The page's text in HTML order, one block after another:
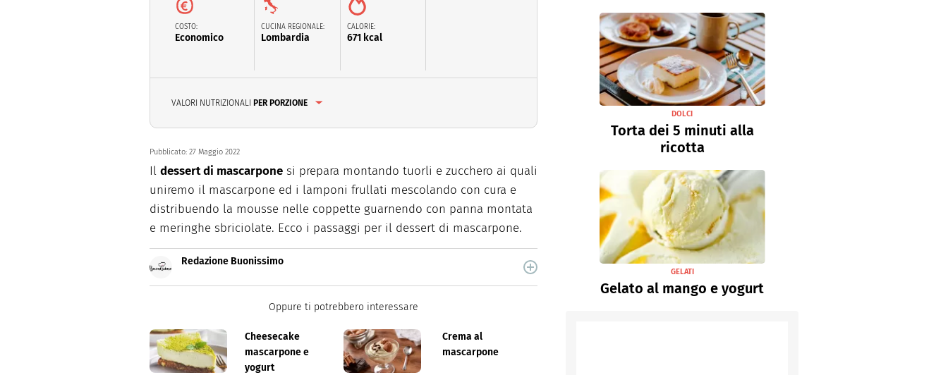
COSTO:
Economico
CUCINA REGIONALE:
Lombardia
CALORIE:
671 kcal
VALORI NUTRIZIONALI PER PORZIONE
Pubblicato: 27 Maggio 2022
Il dessert di mascarpone si prepara montando tuorli e zucchero ai quali
uniremo il mascarpone ed i lamponi frullati mescolando con cura e
distribuendo la mousse nelle coppette guarnendo con panna montata
e meringhe sbriciolate. Ecco i passaggi per il dessert di mascarpone.
Redazione Buonissimo
Buonissimo è il magazine di cucina di Italiaonline nel quale trovi idee veloci,
facili e spiegate passo passo.
Oppure ti potrebbero interessare
Cheesecake
mascarpone e
yogurt
Crema al
mascarpone
DOLCI
Torta dei 5 minuti alla
ricotta
GELATI
Gelato al mango e yogurt